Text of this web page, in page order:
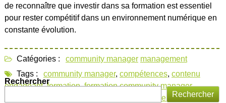
de reconnaître que investir dans sa formation est essentiel
pour rester compétitif dans un environnement numérique en
constante évolution.
Catégories : community manager management
Tags :
community manager, compétences, contenu
engageant,formation,formation community manager,
outils d'analyse de données,
Rechercher
Rechercher